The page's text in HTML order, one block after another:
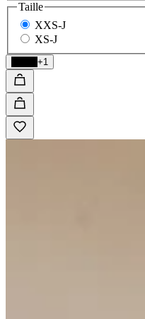
Taille
XXS-J
XS-J
+1